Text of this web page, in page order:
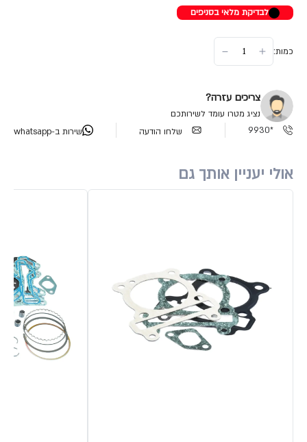
לבדיקת מלאי בסניפים
כמות:
צריכים עזרה?
נציג מטרו עומד לשירותכם
*9930
שלחו הודעה שירות ב-whatsapp
אולי יעניין אותך גם